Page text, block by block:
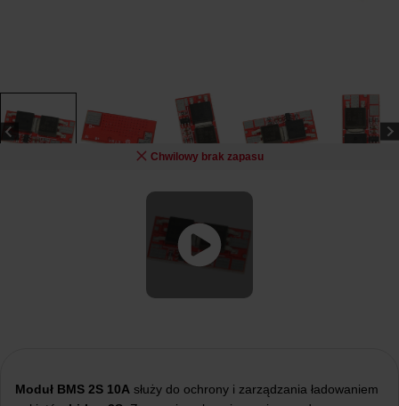
Chwilowy brak zapasu
Moduł BMS 2S 10A służy do ochrony i zarządzania ładowaniem